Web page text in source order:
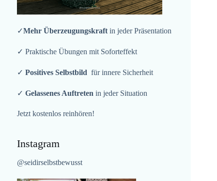
✓Mehr Überzeugungskraft in jeder Präsentation
✓ Praktische Übungen mit Soforteffekt
✓ Positives Selbstbild für innere Sicherheit
✓ Gelassenes Auftreten in jeder Situation
Jetzt kostenlos reinhören!
Instagram
@seidirselbstbewusst